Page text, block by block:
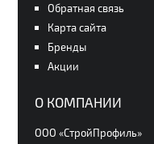
Обратная связь
Карта сайта
Бренды
Акции
О КОМПАНИИ
ООО «СтройПрофиль»